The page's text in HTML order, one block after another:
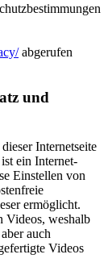
abgerufen
und
Internetseite
ein Internet-
Einstellen von
ermöglicht.
Videos, weshalb
auch
Videos